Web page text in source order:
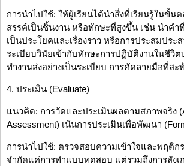
การนำไปใช้: ให้ผู้เรียนได้นำสิ่งที่เรียนรู้ในขั้น
สรรค์เป็นชิ้นงาน หรือทักษะที่สูงขึ้น เช่น นำคำ
เป็นประโยคและเรื่องราว หรือการประสมประ
ระเบียบวินัยเข้ากับทักษะการปฏิบัติงานในชีวิต
ทำงานส่งอย่างเป็นระเบียบ การคัดลายมือที่สะ
4. ประเมิน (Evaluate)
แนวคิด: การวัดและประเมินผลตามสภาพจริง
Assessment) เน้นการประเมินเพื่อพัฒนา
การนำไปใช้: ตรวจสอบความเข้าใจและพฤติก
จำกัดแค่การทำแบบทดสอบ แต่รวมถึงการสังเ